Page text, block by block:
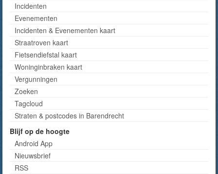
Incidenten
Evenementen
Incidenten & Evenementen kaart
Straatroven kaart
Fietsendiefstal kaart
Woninginbraken kaart
Vergunningen
Zoeken
Tagcloud
Straten & postcodes in Barendrecht
Blijf op de hoogte
Android App
Nieuwsbrief
RSS